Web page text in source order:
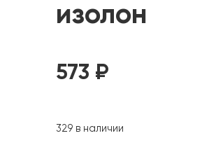
изолон
573 ₽
329 в наличии